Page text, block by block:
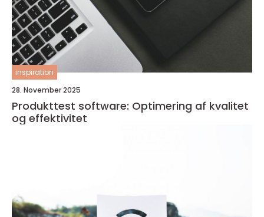
inspiration
28. November 2025
Produkttest software: Optimering af kvalitet
og effektivitet